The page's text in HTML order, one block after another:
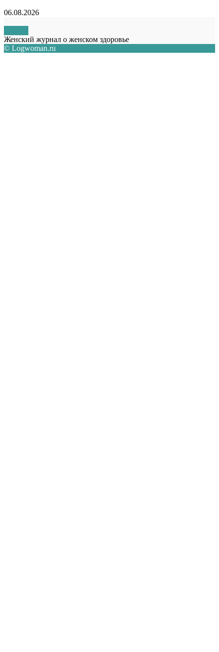
06.08.2026
Женский журнал о женском здоровье
© Logwoman.ru